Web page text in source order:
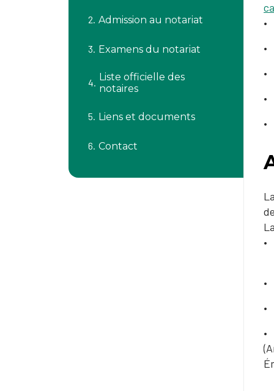
Admission au notariat
Examens du notariat
Liste officielle des
notaires
Liens et documents
Contact